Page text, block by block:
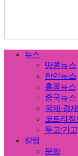
뉴스
땅콩뉴스
한인뉴스
홍콩뉴스
중국뉴스
국제·경제
코트라정
투고/기고
칼럼
문학